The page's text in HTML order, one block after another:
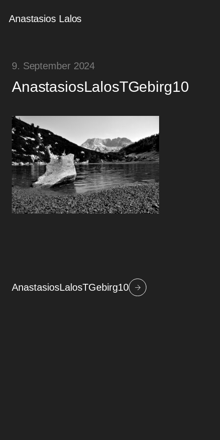
Anastasios Lalos
9. September 2024
AnastasiosLalosTGebirg10
Beitragsnavigation
AnastasiosLalosTGebirg10